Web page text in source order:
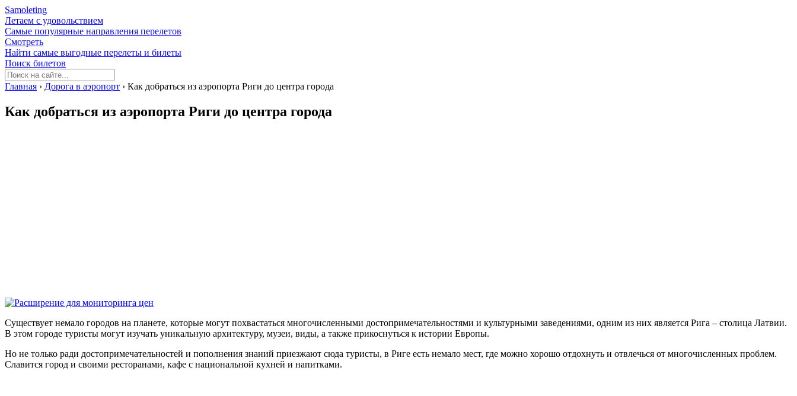
Samoleting
Летаем с удовольствием
Самые популярные направления перелетов
Смотреть
Найти самые выгодные перелеты и билеты
Поиск билетов
Главная › Дорога в аэропорт › Как добраться из аэропорта Риги до центра города
Как добраться из аэропорта Риги до центра города
Существует немало городов на планете, которые могут похвастаться многочисленными достопримечательностями и культурными заведениями, одним из них является Рига – столица Латвии.
В этом городе туристы могут изучать уникальную архитектуру, музеи, виды, а также прикоснуться к истории Европы.
Но не только ради достопримечательностей и пополнения знаний приезжают сюда туристы, в Риге есть немало мест, где можно хорошо отдохнуть и отвлечься от многочисленных проблем.
Славится город и своими ресторанами, кафе с национальной кухней и напитками.